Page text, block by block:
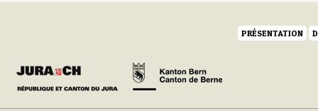
PRÉSENTATION